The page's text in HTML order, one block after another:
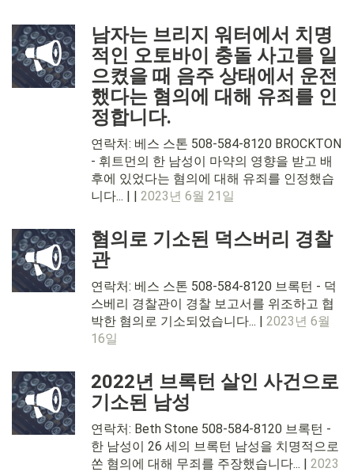
남자는 브리지 워터에서 치명
적인 오토바이 충돌 사고를 일
으켰을 때 음주 상태에서 운전
했다는 혐의에 대해 유죄를 인
정합니다.
연락처: 베스 스톤 508-584-8120 BROCKTON
- 휘트먼의 한 남성이 마약의 영향을 받고 배
후에 있었다는 혐의에 대해 유죄를 인정했습
니다... | | 2023년 6월 21일
혐의로 기소된 덕스버리 경찰
관
연락처: 베스 스톤 508-584-8120 브록턴 - 덕
스베리 경찰관이 경찰 보고서를 위조하고 협
박한 혐의로 기소되었습니다... | 2023년 6월
16일
2022년 브록턴 살인 사건으로
기소된 남성
연락처: Beth Stone 508-584-8120 브록턴 -
한 남성이 26 세의 브록턴 남성을 치명적으로
쏜 혐의에 대해 무죄를 주장했습니다... | 2023